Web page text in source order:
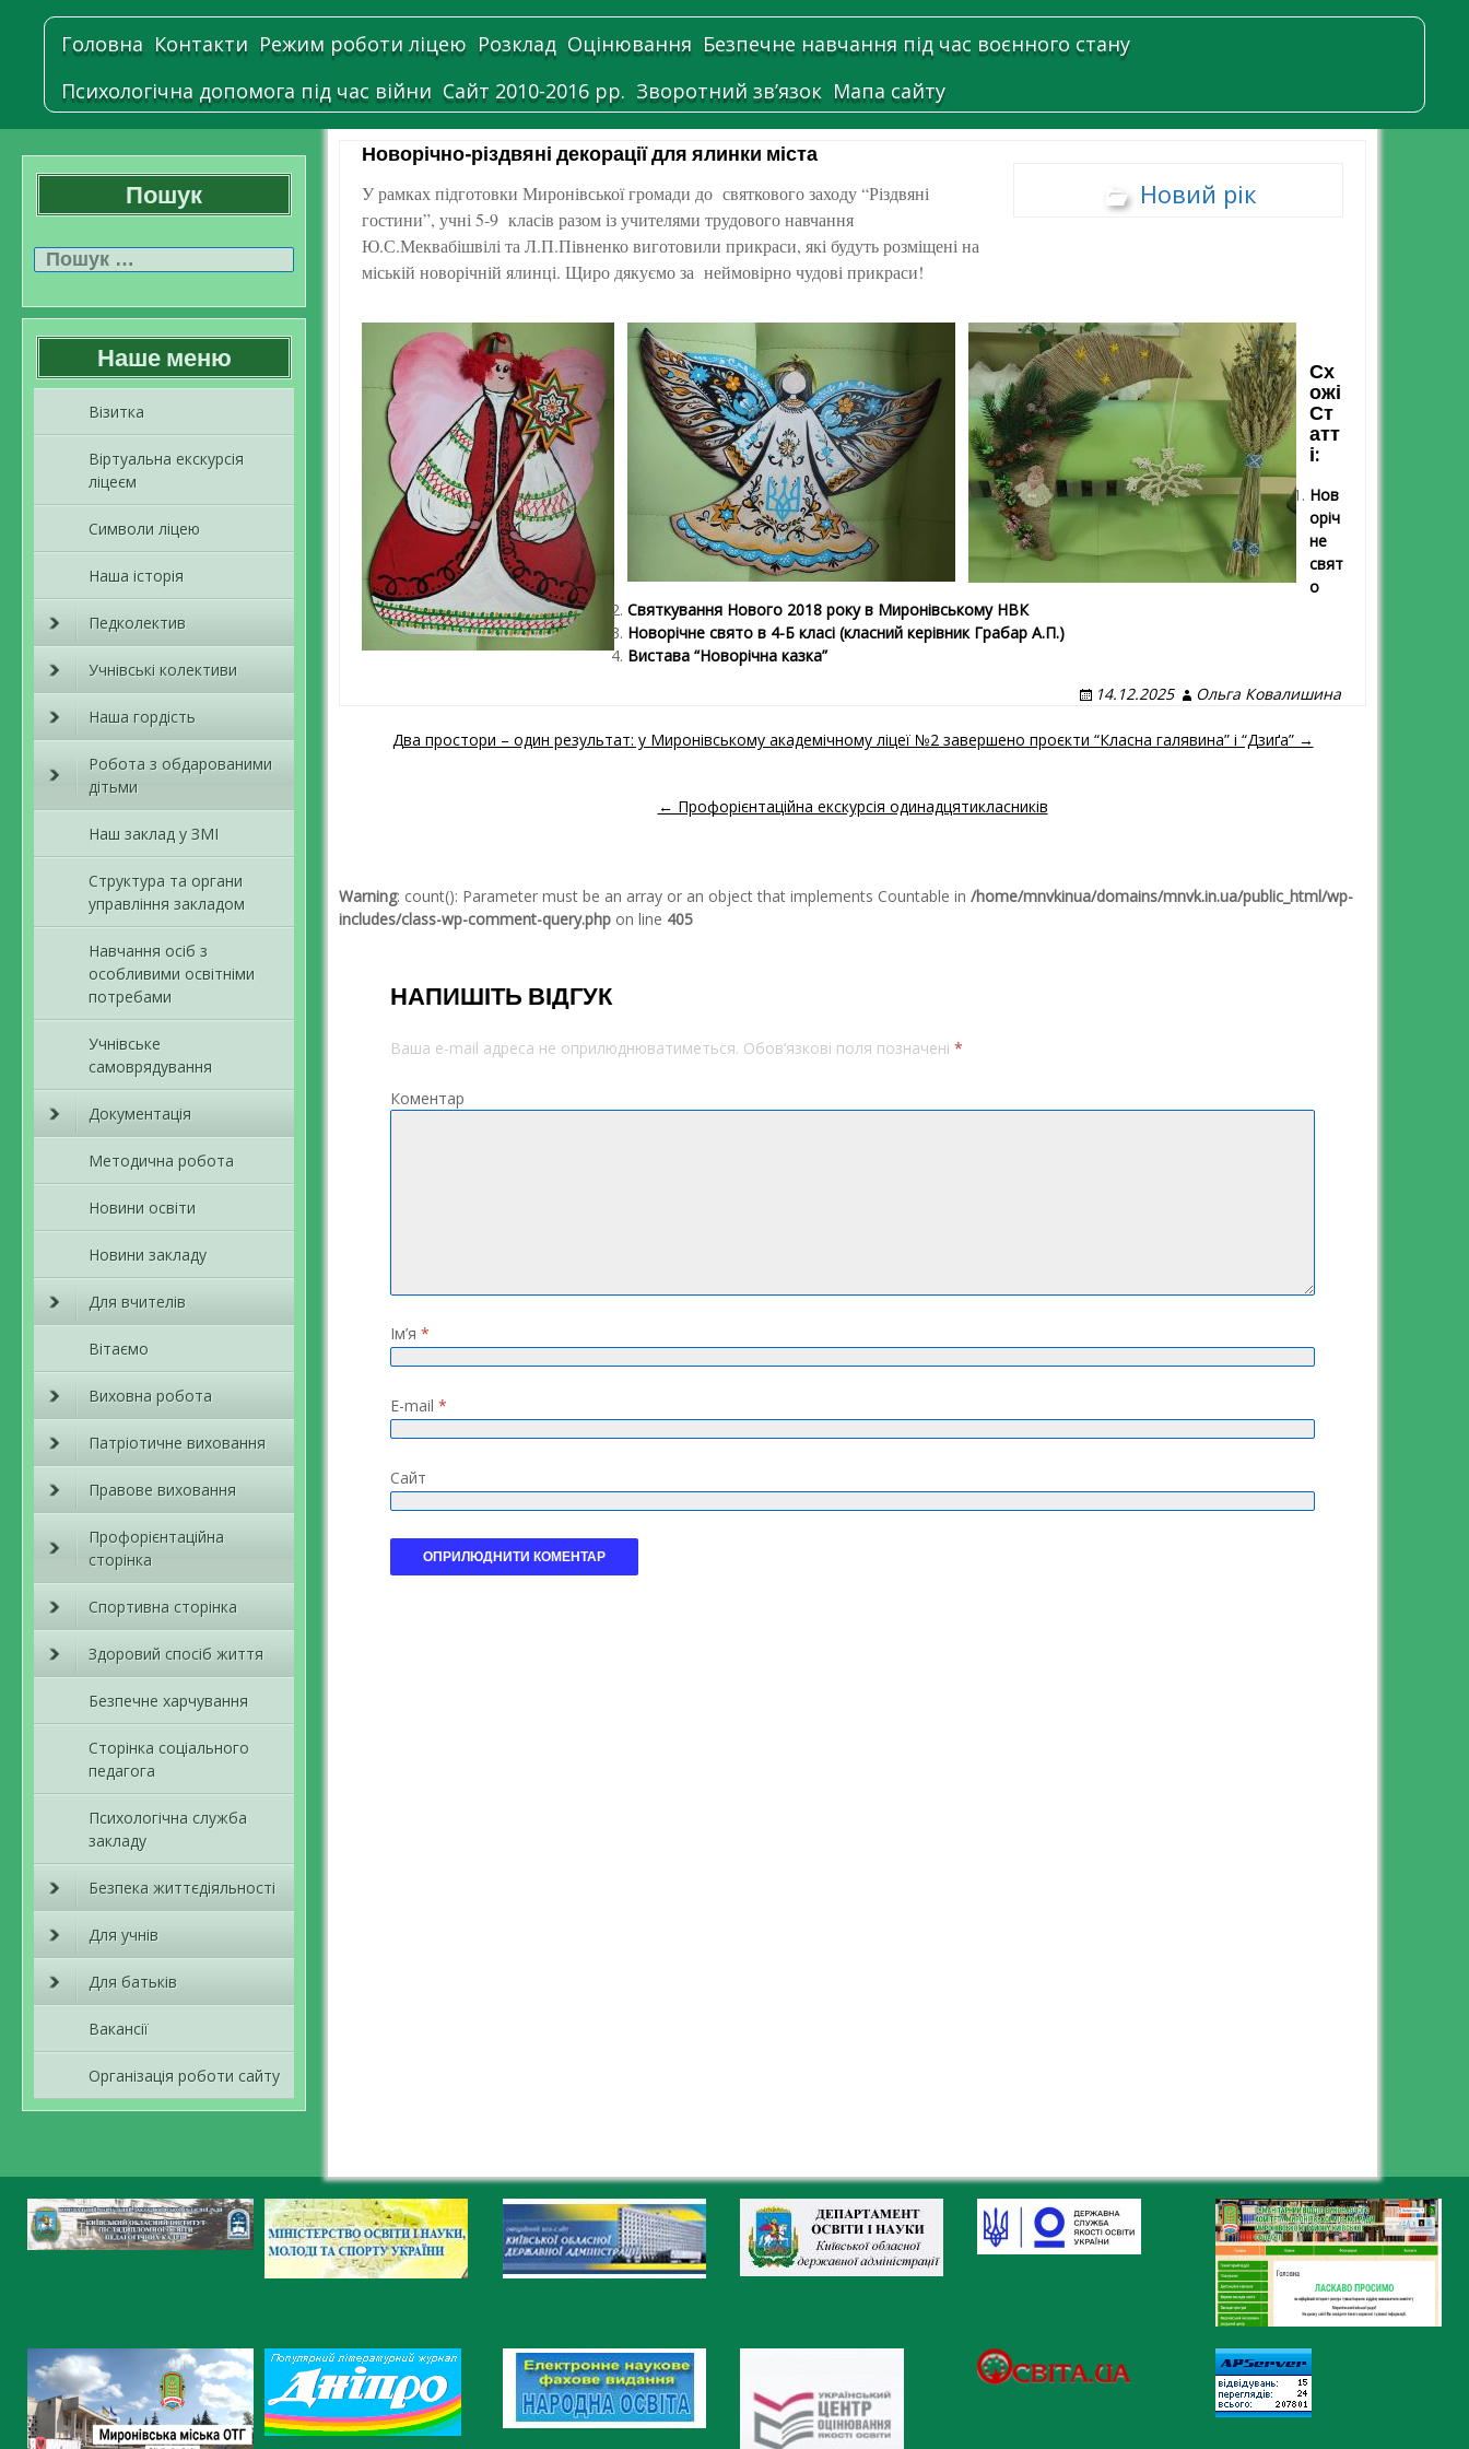
Головна Контакти Режим роботи ліцею Розклад Оцінювання Безпечне навчання під час воєнного стану
Психологічна допомога під час війни Сайт 2010-2016 рр. Зворотний зв’язок Мапа сайту
Пошук
Наше меню
Візитка
Віртуальна екскурсія
ліцеєм
Символи ліцею
Наша історія
Педколектив
Учнівські колективи
Наша гордість
Робота з обдарованими
дітьми
Наш заклад у ЗМІ
Структура та органи
управління закладом
Навчання осіб з
особливими освітніми
потребами
Учнівське
самоврядування
Документація
Методична робота
Новини освіти
Новини закладу
Для вчителів
Вітаємо
Виховна робота
Патріотичне виховання
Правове виховання
Профорієнтаційна
сторінка
Спортивна сторінка
Здоровий спосіб життя
Безпечне харчування
Сторінка соціального
педагога
Психологічна служба
закладу
Безпека життєдіяльності
Для учнів
Для батьків
Вакансії
Організація роботи сайту
Новий рік
Новорічно-різдвяні декорації для ялинки міста
У рамках підготовки Миронівської громади до святкового заходу “Різдвяні
гостини”, учні 5-9 класів разом із учителями трудового навчання
Ю.С.Меквабішвілі та Л.П.Півненко виготовили прикраси, які будуть розміщені на
міській новорічній ялинці. Щиро дякуємо за неймовірно чудові прикраси!
Сх
Ожі
Ст
Атт
І:
Нов
оріч
не
свят
о
Святкування Нового 2018 року в Миронівському НВК
Новорічне свято в 4-Б класі (класний керівник Грабар А.П.)
Вистава “Новорічна казка”
14.12.2025
Ольга Ковалишина
Навігація повідомленням
Два простори – один результат: у Миронівському академічному ліцеї №2 завершено проєкти “Класна галявина” і “Дзиґа” →
← Профорієнтаційна екскурсія одинадцятикласників
Warning: count(): Parameter must be an array or an object that implements Countable in /home/mnvkinua/domains/mnvk.in.ua/public_html/wp-
includes/class-wp-comment-query.php on line 405
НАПИШІТЬ ВІДГУК
Ваша e-mail адреса не оприлюднюватиметься. Обов’язкові поля позначені *
Коментар
Ім’я *
E-mail *
Сайт